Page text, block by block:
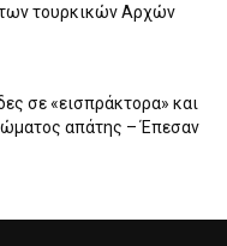
των τουρκικών Αρχών
σε «εισπράκτορα» και
απάτης – Έπεσαν